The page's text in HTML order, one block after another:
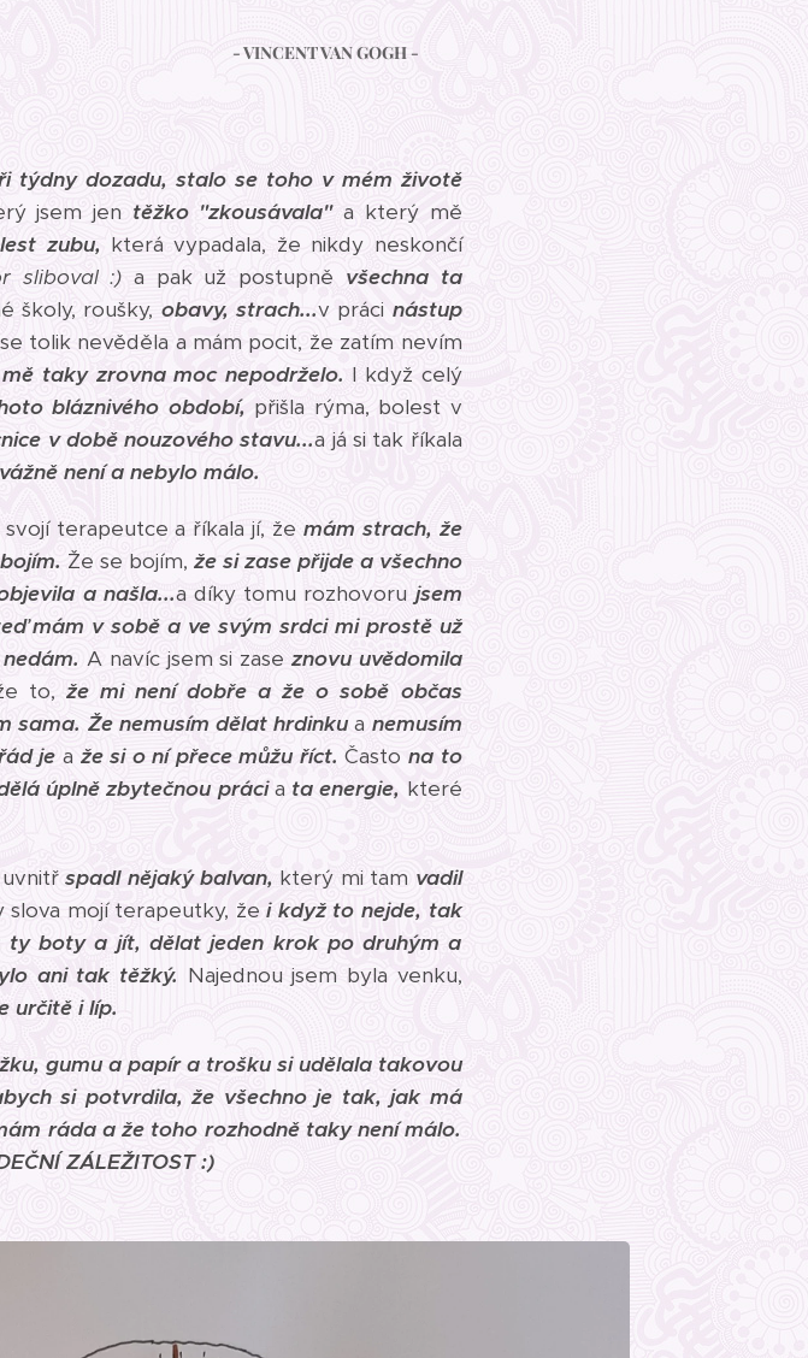
- VINCENT VAN GOGH -
týdny dozadu, stalo se toho v mém životě
jsem jen těžko "zkousávala"a který mě
zubu, která vypadala, že nikdy neskončí
sliboval :) a pak už postupně všechna ta
školy, roušky, obavy, strach...v práci nástup
tolik nevěděla a mám pocit, že zatím nevím
taky zrovna moc nepodrželo. I když celý
bláznivého období, přišla rýma, bolest v
v době nouzového stavu...a já si tak říkala
není a nebylo málo.
terapeutce a říkala jí, že mám strach, že
Že se bojím, že si zase přijde a všechno
a našla...a díky tomu rozhovoru jsem
mám v sobě a ve svým srdci mi prostě už
nedám.A navíc jsem si zase znovu uvědomila
to,že mi není dobře a že o sobě občas
sama. Že nemusím dělat hrdinku a nemusím
je a že si o ní přece můžu říct. Často na to
úplně zbytečnou prácia ta energie, které
spadl nějaký balvan, který mi tam vadil
slova mojí terapeutky, žei když to nejde, tak
ty boty a jít, dělat jeden krok po druhým a
ani tak těžký. Najednou jsem byla venku,
určitě i líp.
gumu a papír a trošku si udělala takovou
si potvrdila, že všechno je tak, jak má
ráda a že toho rozhodně taky není málo.
ZÁLEŽITOST :)